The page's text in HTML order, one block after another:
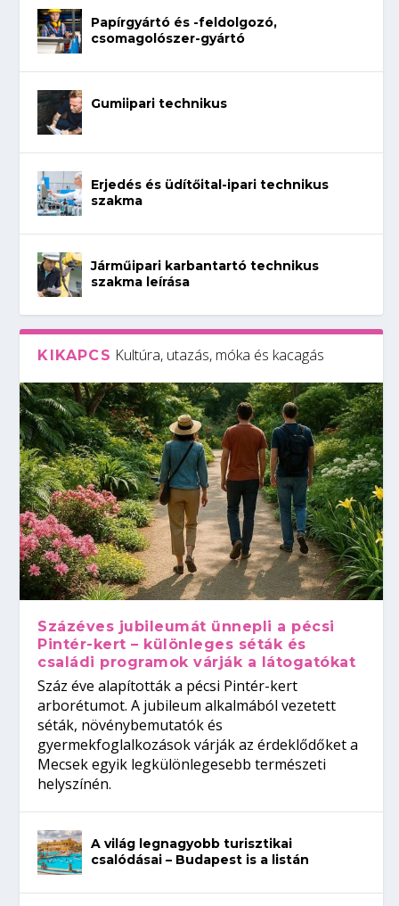
Papírgyártó és -feldolgozó,
csomagolószer-gyártó
Gumiipari technikus
Erjedés és üdítőital-ipari technikus
szakma
Járműipari karbantartó technikus
szakma leírása
KIKAPCS Kultúra, utazás, móka és kacagás
Százéves jubileumát ünnepli a pécsi
Pintér-kert – különleges séták és
családi programok várják a látogatókat
Száz éve alapították a pécsi Pintér-kert
arborétumot. A jubileum alkalmából vezetett
séták, növénybemutatók és
gyermekfoglalkozások várják az érdeklődőket a
Mecsek egyik legkülönlegesebb természeti
helyszínén.
A világ legnagyobb turisztikai
csalódásai – Budapest is a listán